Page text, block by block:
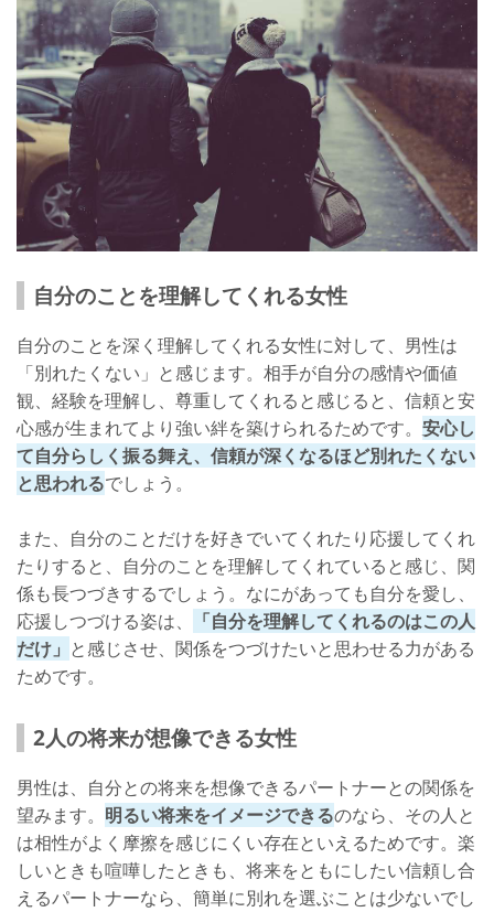
自分のことを理解してくれる女性
自分のことを深く理解してくれる女性に対して、男性は
「別れたくない」と感じます。相手が自分の感情や価値
観、経験を理解し、尊重してくれると感じると、信頼と安
心感が生まれてより強い絆を築けられるためです。安心し
て自分らしく振る舞え、信頼が深くなるほど別れたくない
と思われるでしょう。
また、自分のことだけを好きでいてくれたり応援してくれ
たりすると、自分のことを理解してくれていると感じ、関
係も長つづきするでしょう。なにがあっても自分を愛し、
応援しつづける姿は、
「自分を理解してくれるのはこの人
だけ」 と感じさせ、関係をつづけたいと思わせる力がある
ためです。
2人の将来が想像できる女性
男性は、自分との将来を想像できるパートナーとの関係を
望みます。 明るい将来をイメージできるのなら、その人と
は相性がよく摩擦を感じにくい存在といえるためです。楽
しいときも喧嘩したときも、将来をともにしたい信頼し合
えるパートナーなら、簡単に別れを選ぶことは少ないでし